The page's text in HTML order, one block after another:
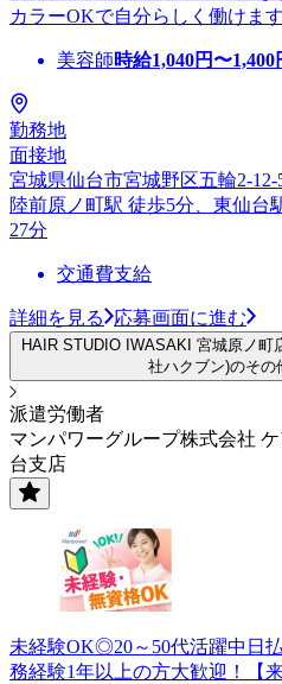
カラーOKで自分らしく働けま
美容師時給1,040円〜1,400
勤務地
面接地
宮城県仙台市宮城野区五輪2-
陸前原ノ町駅 徒歩5分、東仙台
27分
交通費支給
詳細を見る 応募画面に進む
HAIR STUDIO IWASAKI 宮城原ノ町
社ハクブン)のその
派遣労働者
マンパワーグループ株式会社
台支店
未経験OK◎20～50代活躍中日
務経験1年以上の方大歓迎！【